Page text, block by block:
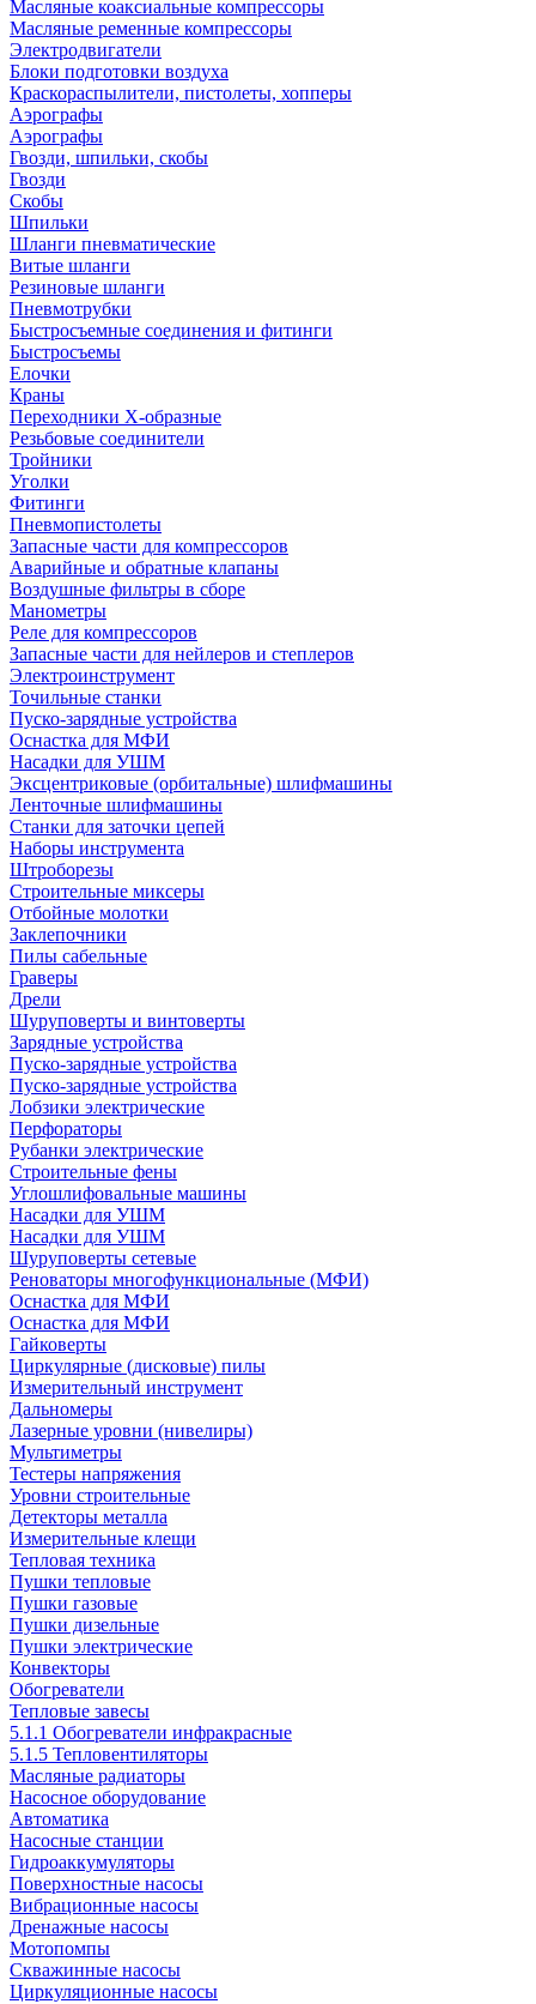
Масляные коаксиальные компрессоры
Масляные ременные компрессоры
Электродвигатели
Блоки подготовки воздуха
Краскораспылители, пистолеты, хопперы
Аэрографы
Аэрографы
Гвозди, шпильки, скобы
Гвозди
Скобы
Шпильки
Шланги пневматические
Витые шланги
Резиновые шланги
Пневмотрубки
Быстросъемные соединения и фитинги
Быстросъемы
Елочки
Краны
Переходники Х-образные
Резьбовые соединители
Тройники
Уголки
Фитинги
Пневмопистолеты
Запасные части для компрессоров
Аварийные и обратные клапаны
Воздушные фильтры в сборе
Манометры
Реле для компрессоров
Запасные части для нейлеров и степлеров
Электроинструмент
Точильные станки
Пуско-зарядные устройства
Оснастка для МФИ
Насадки для УШМ
Эксцентриковые (орбитальные) шлифмашины
Ленточные шлифмашины
Станки для заточки цепей
Наборы инструмента
Штроборезы
Строительные миксеры
Отбойные молотки
Заклепочники
Пилы сабельные
Граверы
Дрели
Шуруповерты и винтоверты
Зарядные устройства
Пуско-зарядные устройства
Пуско-зарядные устройства
Лобзики электрические
Перфораторы
Рубанки электрические
Строительные фены
Углошлифовальные машины
Насадки для УШМ
Насадки для УШМ
Шуруповерты сетевые
Реноваторы многофункциональные (МФИ)
Оснастка для МФИ
Оснастка для МФИ
Гайковерты
Циркулярные (дисковые) пилы
Измерительный инструмент
Дальномеры
Лазерные уровни (нивелиры)
Мультиметры
Тестеры напряжения
Уровни строительные
Детекторы металла
Измерительные клещи
Тепловая техника
Пушки тепловые
Пушки газовые
Пушки дизельные
Пушки электрические
Конвекторы
Обогреватели
Тепловые завесы
5.1.1 Обогреватели инфракрасные
5.1.5 Тепловентиляторы
Масляные радиаторы
Насосное оборудование
Автоматика
Насосные станции
Гидроаккумуляторы
Поверхностные насосы
Вибрационные насосы
Дренажные насосы
Мотопомпы
Скважинные насосы
Циркуляционные насосы